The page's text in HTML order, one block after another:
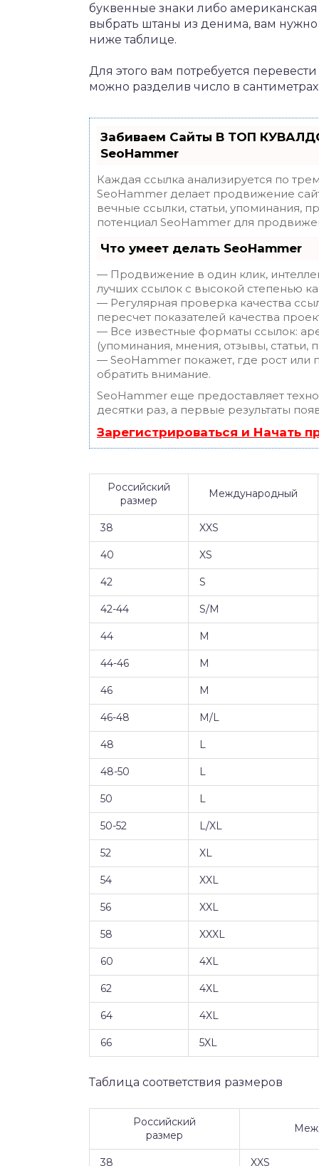
буквенные знаки либо
выбрать штаны из денима, вам
ниже таблице.
Для этого вам потребуется
можно разделив число в сантиметрах
Забиваем Сайты В ТОП
SeoHammer
Каждая ссылка анализируется по
SeoHammer делает продвижение
вечные ссылки, статьи, упоминания,
потенциал SeoHammer для
Что умеет делать SeoHammer
— Продвижение в один клик,
лучших ссылок с высокой степенью
— Регулярная проверка качества
пересчет показателей качества
— Все известные форматы ссылок:
(упоминания, мнения, отзывы, статьи,
— SeoHammer покажет, где рост или
обратить внимание.
SeoHammer еще предоставляет
десятки раз, а первые результаты
Зарегистрироваться и Начать
Российский
размер
Международный
38 XXS
40 XS
42 S
42-44 S/M
44 M
44-46 M
46 M
46-48 M/L
48 L
48-50 L
50 L
50-52 L/XL
52 XL
54 XXL
56 XXL
58 XXXL
60 4XL
62 4XL
64 4XL
66 5XL
Таблица соответствия размеров
Российский
размер
38 XXS